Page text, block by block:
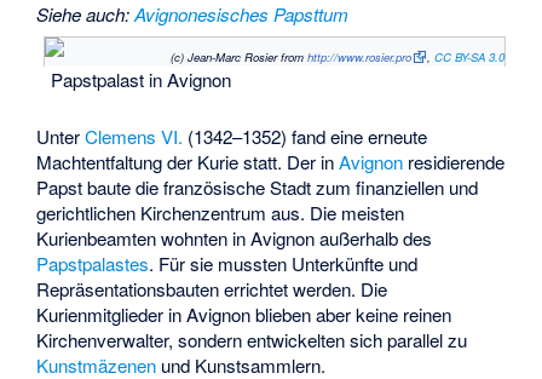
Siehe auch:Avignonesisches Papsttum
(c) Jean-Marc Rosier from http://www.rosier.pro , CC BY-SA 3.0
Papstpalast in Avignon
UnterClemens VI. (1342–1352) fand eine erneute
Machtentfaltung der Kurie statt. Der inAvignon residierende
Papst baute die französische Stadt zum finanziellen und
gerichtlichen Kirchenzentrum aus. Die meisten
Kurienbeamten wohnten in Avignon außerhalb des
Papstpalastes. Für sie mussten Unterkünfte und
Repräsentationsbauten errichtet werden. Die
Kurienmitglieder in Avignon blieben aber keine reinen
Kirchenverwalter, sondern entwickelten sich parallel zu
Kunstmäzenen und Kunstsammlern.